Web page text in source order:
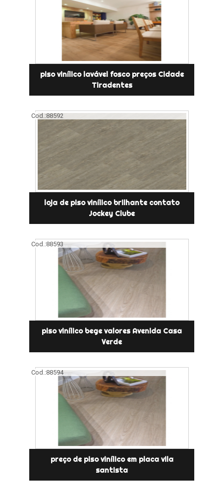
piso vinílico lavável fosco preços Cidade
Tiradentes
Cod.:88592
loja de piso vinílico brilhante contato
Jockey Clube
Cod.:88593
piso vinílico bege valores Avenida Casa
Verde
Cod.:88594
preço de piso vinílico em placa vila
santista